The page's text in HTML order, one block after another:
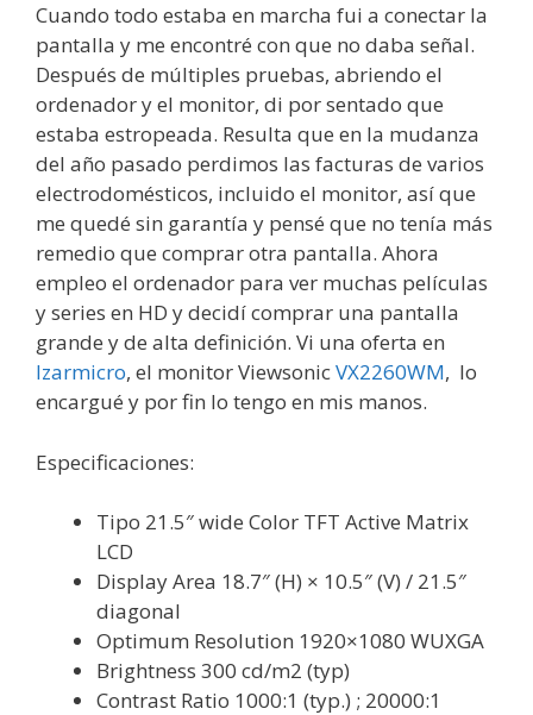
Cuando todo estaba en marcha fui a conectar la
pantalla y me encontré con que no daba señal.
Después de múltiples pruebas, abriendo el
ordenador y el monitor, di por sentado que
estaba estropeada. Resulta que en la mudanza
del año pasado perdimos las facturas de varios
electrodomésticos, incluido el monitor, así que
me quedé sin garantía y pensé que no tenía más
remedio que comprar otra pantalla. Ahora
empleo el ordenador para ver muchas películas
y series en HD y decidí comprar una pantalla
grande y de alta definición. Vi una oferta en
Izarmicro, el monitor ViewsonicVX2260WM, lo
encargué y por fin lo tengo en mis manos.
Especificaciones:
Tipo 21.5″ wide Color TFT Active Matrix
LCD
Display Area 18.7″ (H) × 10.5″ (V) / 21.5″
diagonal
Optimum Resolution 1920×1080 WUXGA
Brightness 300 cd/m2 (typ)
Contrast Ratio 1000:1 (typ.) ; 20000:1